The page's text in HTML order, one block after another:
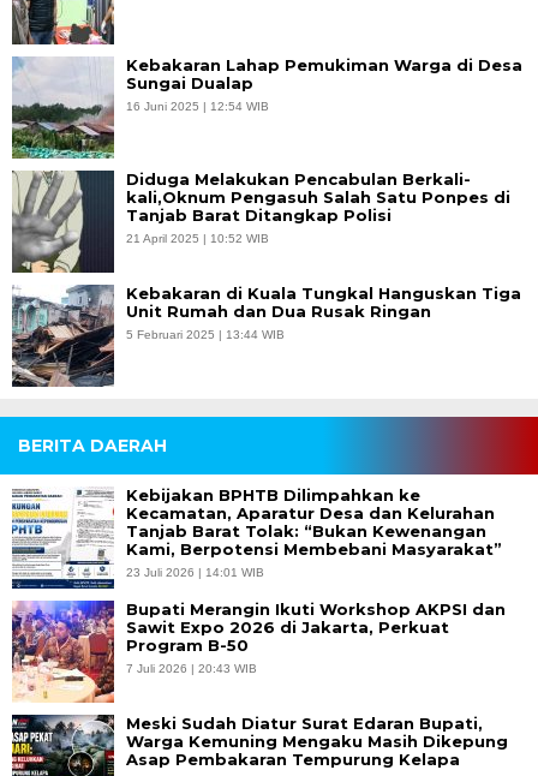
Kebakaran Lahap Pemukiman Warga di Desa
Sungai Dualap
16 Juni 2025 | 12:54 WIB
Diduga Melakukan Pencabulan Berkali-
kali,Oknum Pengasuh Salah Satu Ponpes di
Tanjab Barat Ditangkap Polisi
21 April 2025 | 10:52 WIB
Kebakaran di Kuala Tungkal Hanguskan Tiga
Unit Rumah dan Dua Rusak Ringan
5 Februari 2025 | 13:44 WIB
BERITA DAERAH
Kebijakan BPHTB Dilimpahkan ke
Kecamatan, Aparatur Desa dan Kelurahan
Tanjab Barat Tolak: “Bukan Kewenangan
Kami, Berpotensi Membebani Masyarakat”
23 Juli 2026 | 14:01 WIB
Bupati Merangin Ikuti Workshop AKPSI dan
Sawit Expo 2026 di Jakarta, Perkuat
Program B-50
7 Juli 2026 | 20:43 WIB
Meski Sudah Diatur Surat Edaran Bupati,
Warga Kemuning Mengaku Masih Dikepung
Asap Pembakaran Tempurung Kelapa